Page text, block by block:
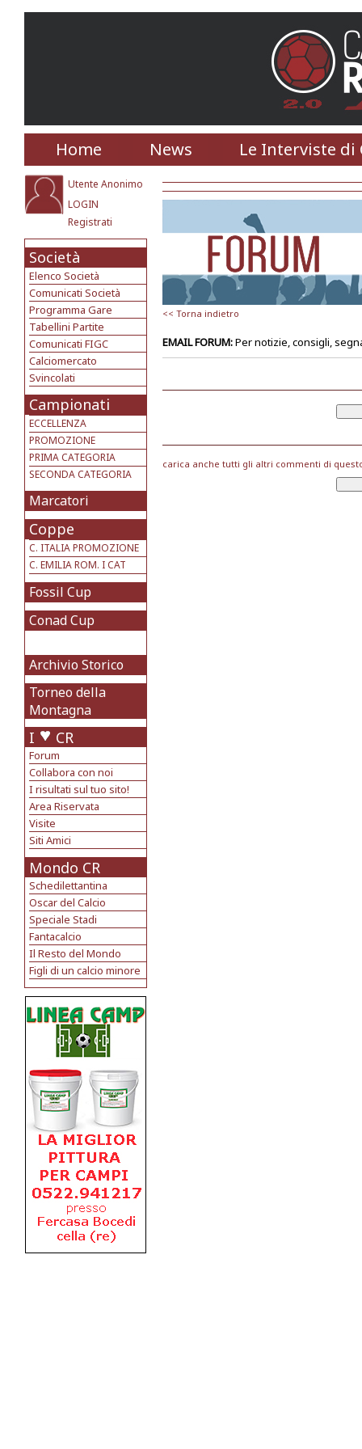
Home News Le Interviste di
Utente Anonimo
LOGIN
Registrati
Società
Elenco Società
Comunicati Società
Programma Gare
Tabellini Partite
Comunicati FIGC
Calciomercato
Svincolati
Campionati
ECCELLENZA
PROMOZIONE
PRIMA CATEGORIA
SECONDA CATEGORIA
Marcatori
Coppe
C. ITALIA PROMOZIONE
C. EMILIA ROM. I CAT
Fossil Cup
Conad Cup
Archivio Storico
Torneo della
Montagna
I CR
Forum
Collabora con noi
I risultati sul tuo sito!
Area Riservata
Visite
Siti Amici
Mondo CR
Schedilettantina
Oscar del Calcio
Speciale Stadi
Fantacalcio
Il Resto del Mondo
Figli di un calcio minore
<< Torna indietro
EMAIL FORUM:Per notizie, consigli,
carica anche tutti gli altri commenti di